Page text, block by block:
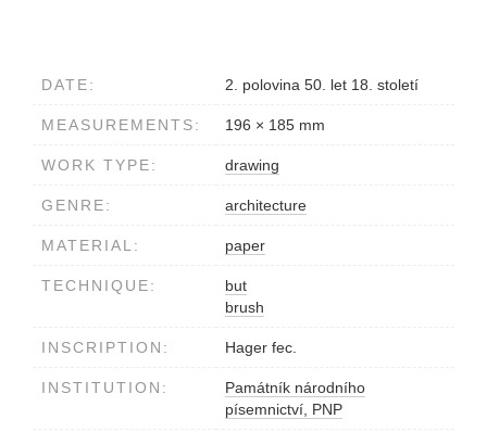
DATE: 2. polovina 50. let 18. století
MEASUREMENTS: 196 × 185 mm
WORK TYPE: drawing
GENRE: architecture
MATERIAL: paper
TECHNIQUE:
but
brush
INSCRIPTION: Hager fec.
INSTITUTION:
Památník národního
písemnictví, PNP